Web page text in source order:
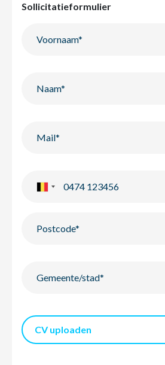
Sollicitatieformulier
CV uploaden